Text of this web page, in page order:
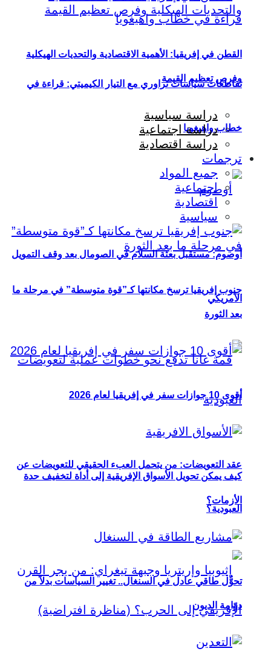
تقاطعات سياسات تراوري مع التيار الكيميتي: قراءة في
خطاب واهيغويا
أوصوم: مستقبل بعثة السلام في الصومال بعد وقف التمويل
الأمريكي
عقد التعويضات: من يتحمل العبء الحقيقي للتعويضات عن
العبودية؟
القطن في إفريقيا: الأهمية الاقتصادية والتحديات الهيكلية
وفرص تعظيم القيمة
دراسة سياسية
دراسة اجتماعية
دراسة اقتصادية
ترجمات
جميع المواد
اجتماعية
اقتصادية
سياسية
جنوب إفريقيا ترسخ مكانتها كـ”قوة متوسطة” في مرحلة ما
بعد الثورة
أقوى 10 جوازات سفر في إفريقيا لعام 2026
كيف يمكن تحويل الأسواق الإفريقية إلى أداة لتخفيف حدة
الأزمات؟
تحوُّل طاقي عادل في السنغال.. تغيير السياسات بدلاً من
دوّامة الديون